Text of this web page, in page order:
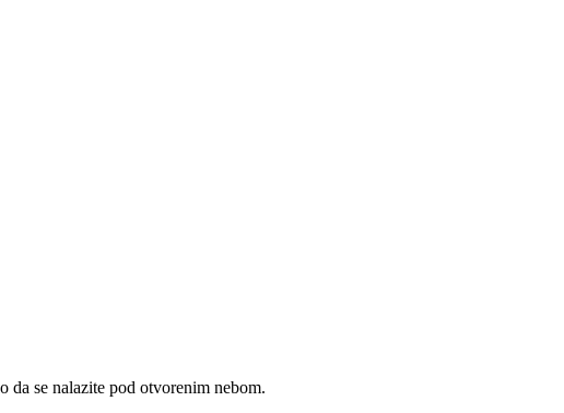
da se nalazite pod otvorenim nebom.